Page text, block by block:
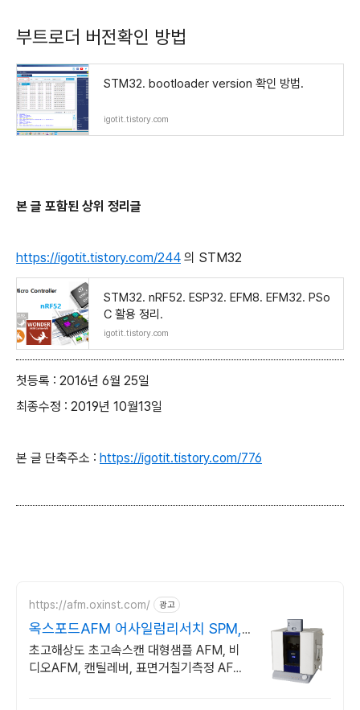
부트로더 버전확인 방법
STM32. bootloader version 확인 방법.
igotit.tistory.com
본 글 포함된 상위 정리글
https://igotit.tistory.com/244 의 STM32
STM32. nRF52. ESP32. EFM8. EFM32. PSo
C 활용 정리.
igotit.tistory.com
첫등록 : 2016년 6월 25일
최종수정 : 2019년 10월13일
본 글 단축주소 : https://igotit.tistory.com/776
https://afm.oxinst.com/ 광고
옥스포드AFM 어사일럼리서치 SPM,
KPFM
초고해상도 초고속스캔 대형샘플 AFM, 비
디오AFM, 캔틸레버, 표면거칠기측정 AFM